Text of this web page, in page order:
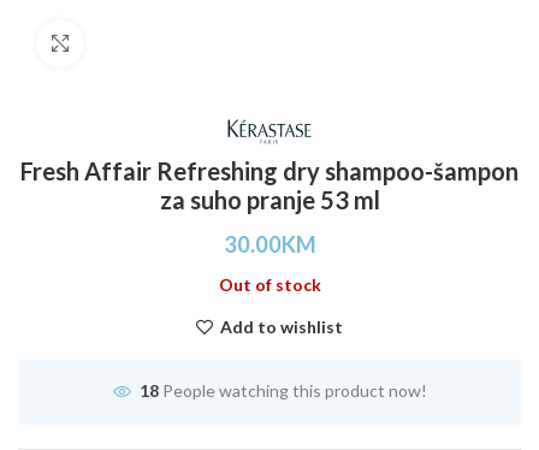
Fresh Affair Refreshing dry shampoo-šampon
za suho pranje 53 ml
30.00KM
Out of stock
Add to wishlist
18 People watching this product now!